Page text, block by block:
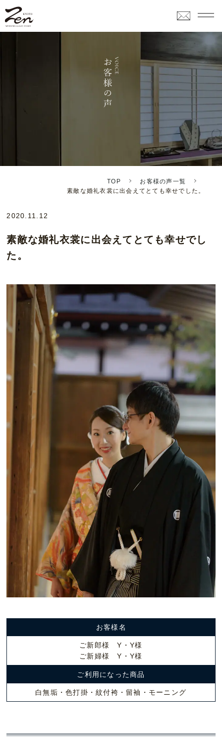
TOP
お客様の声一覧
素敵な婚礼衣裳に出会えてとても幸せでした。
2020.11.12
素敵な婚礼衣裳に出会えてとても幸せでし
た。
お客様名
ご新郎様 Y・Y様
ご新婦様 Y・Y様
ご利用になった商品
白無垢・色打掛・紋付袴・留袖・モーニング